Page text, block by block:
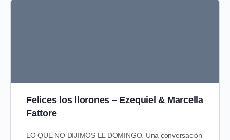
Felices los llorones – Ezequiel & Marcella
Fattore
LO QUE NO DIJIMOS EL DOMINGO. Una conversación